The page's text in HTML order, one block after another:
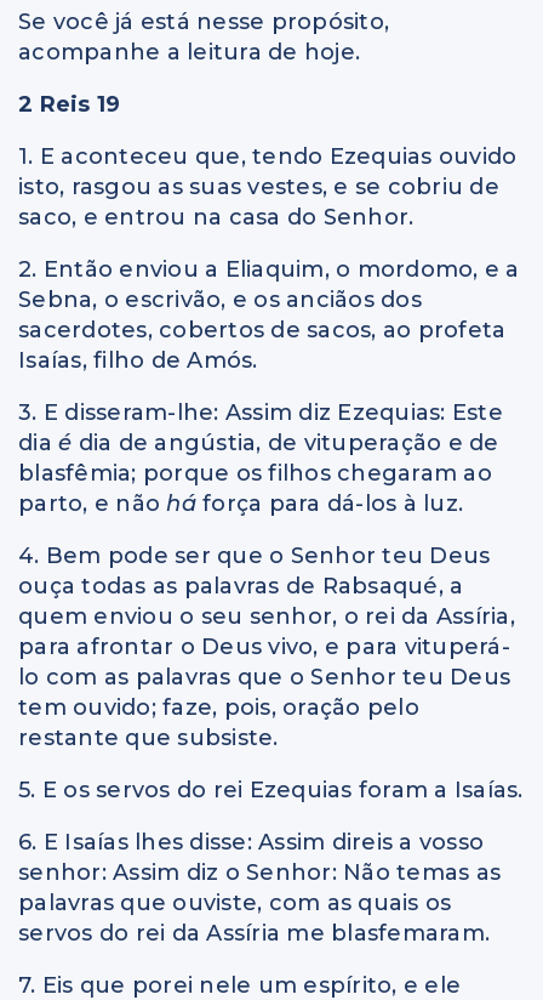
Se você já está nesse propósito,
acompanhe a leitura de hoje.
2 Reis 19
1. E aconteceu que, tendo Ezequias ouvido
isto, rasgou as suas vestes, e se cobriu de
saco, e entrou na casa do Senhor.
2. Então enviou a Eliaquim, o mordomo, e a
Sebna, o escrivão, e os anciãos dos
sacerdotes, cobertos de sacos, ao profeta
Isaías, filho de Amós.
3. E disseram-lhe: Assim diz Ezequias: Este
dia é dia de angústia, de vituperação e de
blasfêmia; porque os filhos chegaram ao
parto, e nãohá força para dá-los à luz.
4. Bem pode ser que o Senhor teu Deus
ouça todas as palavras de Rabsaqué, a
quem enviou o seu senhor, o rei da Assíria,
para afrontar o Deus vivo, e para vituperá-
lo com as palavras que o Senhor teu Deus
tem ouvido; faze, pois, oração pelo
restante que subsiste.
5. E os servos do rei Ezequias foram a Isaías.
6. E Isaías lhes disse: Assim direis a vosso
senhor: Assim diz o Senhor: Não temas as
palavras que ouviste, com as quais os
servos do rei da Assíria me blasfemaram.
7. Eis que porei nele um espírito, e ele